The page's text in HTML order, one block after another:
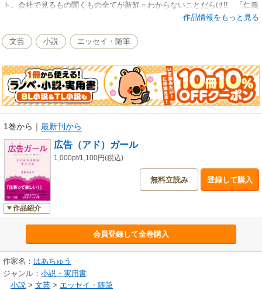
ト。会社で見るもの聞くもの全てが新鮮＝わからないことだらけ!! 「仁義
を切る」「刈り取る」「傾斜をつける」……ってナンデスカ!? 社会人２
セキララに綴る！ ネタに事欠かない人生を送る著者のターニングポイン
ト、家族や友人のアリエナイ話も掲載。大手広告代理店の日常を覗き見た
い方は、必見です！
はあちゅう
本名・伊藤春香。１９８６年生まれ、神奈川県出身。慶應義塾大学法学部
る」「世界一周をタダでする」などのプロジェク トを行い、女子大生カリ
スマブロガーと呼ばれる傍ら、レストラン、手帳、イベントをプロデュー
スするなど、「はあちゅう」名で幅広く活動。
２００９年電通入社後、中部支社勤務を経て、クリエーティブ局コピーラ
イターに。
２０１１年12月に転職し、トレンダーズでドクターエステ・コスメ専門サ
イト「キレナビ」の編集長に。現在は動画サービス「ウーメディアチャン
ネル」のパートナー・マネージャーを務める。会社員として働く傍ら、個
人としてウェブサービスの運営や講演・執筆活動を続けている。催眠術師
資格保有。
作品情報をもっと見る
文芸 小説 エッセイ・随筆
1巻から ｜ 最新刊から
作品紹介
広告（アド）ガール
1,000pt/1,100円(税込)
無料立読み 登録して購入
会員登録して全巻購入
作家名： はあちゅう
ジャンル： 小説・実用書
小説 > 文芸 > エッセイ・随筆